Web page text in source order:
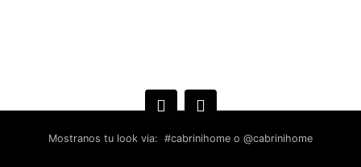
Mostranos tu look via: #cabrinihome o @cabrinihome